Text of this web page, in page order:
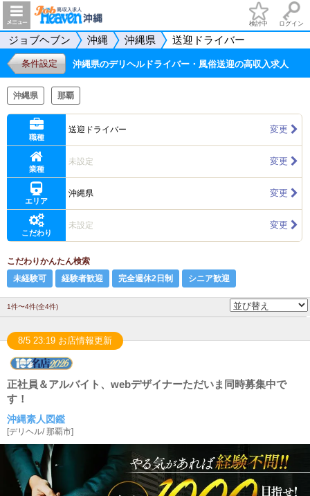
検討中 ログイン
ジョブヘブン 沖縄 沖縄県 送迎ドライバー
条件設定 沖縄県のデリヘルドライバー・風俗送迎の高収入求人
沖縄県 那覇
職種
送迎ドライバー 変更
業種
未設定 変更
エリア
沖縄県 変更
こだわり
未設定 変更
こだわりかんたん検索
未経験可
経験者歓迎 完全週休2日制 シニア歓迎
1件〜4件(全4件)
8/5 23:19 お店情報更新
正社員＆アルバイト、webデザイナーただいま同時募集中で
す！
沖縄素人図鑑
[デリヘル/那覇市]